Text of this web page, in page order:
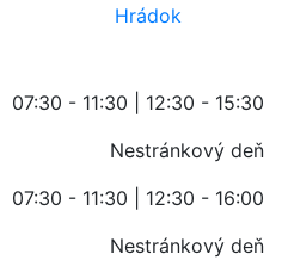
07:30 - 11:30 | 12:30 - 15:30
Nestránkový deň
07:30 - 11:30 | 12:30 - 16:00
Nestránkový deň